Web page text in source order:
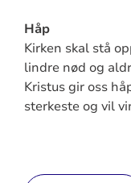
Håp
Kirken skal stå
lindre nød og
Kristus gir oss
sterkeste og vil